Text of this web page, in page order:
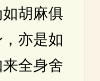
胡麻俱
亦是如
全身舍